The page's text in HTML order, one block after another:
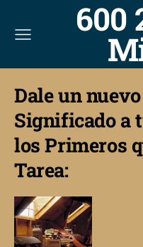
600
Dale un
Significado a
los Primeros
Tarea: